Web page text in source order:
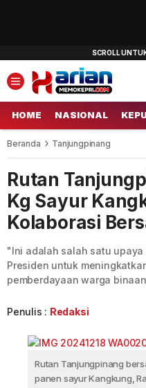
HOME NASIONAL
Beranda Tanjungpinang
Rutan
Kg Sayur
Kolaborasi
"Ini adalah salah satu upaya
Presiden untuk
pemberdayaan warga
Penulis : Redaksi
Rutan Tanjungpinang
panen sayur Kangkung,